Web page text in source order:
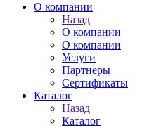
О компании
Назад
О компании
О компании
Услуги
Партнеры
Сертификаты
Каталог
Назад
Каталог